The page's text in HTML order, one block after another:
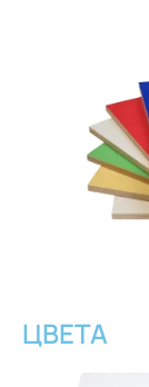
ЦВЕТА